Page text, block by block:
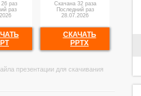
раз
раз
Скачана 32 раза
Последний раз
28.07.2026
СКАЧАТЬ
PPTX
презентации для скачивания